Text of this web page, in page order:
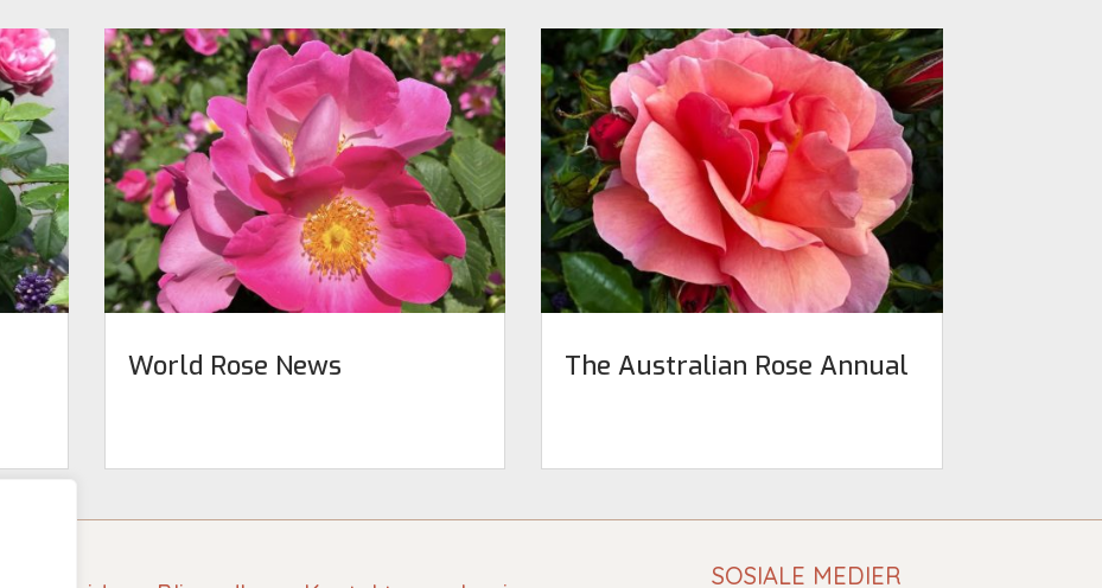
World Rose News The Australian Rose Annual
SOSIALE MEDIER